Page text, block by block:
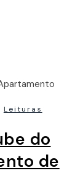
Leituras
do
de